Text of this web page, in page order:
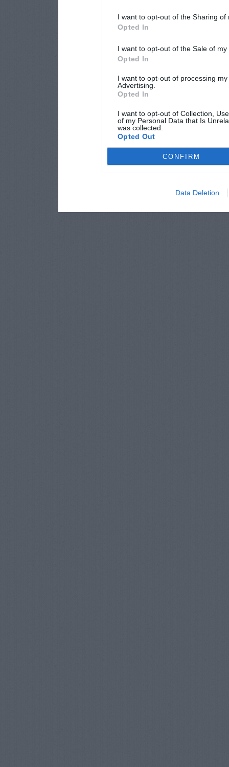
I want to opt-out of the Sharing of
Opted In
I want to opt-out of the Sale of
Opted In
I want to opt-out of processing
Advertising.
Opted In
I want to opt-out of Collection,
of my Personal Data that Is
was collected.
Opted Out
CONFIRM
Data Deletion